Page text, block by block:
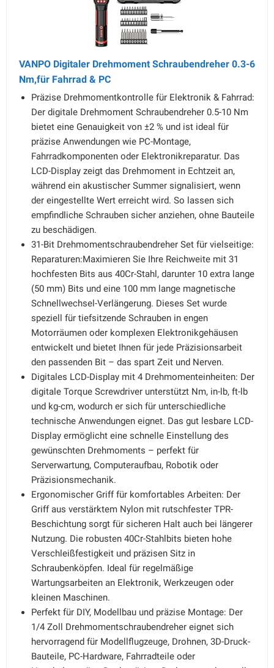
VANPO Digitaler Drehmoment Schraubendreher 0.3-6
Nm,für Fahrrad & PC
Präzise Drehmomentkontrolle für Elektronik & Fahrrad:
Der digitale Drehmoment Schraubendreher 0.5-10 Nm
bietet eine Genauigkeit von ±2 % und ist ideal für
präzise Anwendungen wie PC-Montage,
Fahrradkomponenten oder Elektronikreparatur. Das
LCD-Display zeigt das Drehmoment in Echtzeit an,
während ein akustischer Summer signalisiert, wenn
der eingestellte Wert erreicht wird. So lassen sich
empfindliche Schrauben sicher anziehen, ohne Bauteile
zu beschädigen.
31-Bit Drehmomentschraubendreher Set für vielseitige:
Reparaturen:Maximieren Sie Ihre Reichweite mit 31
hochfesten Bits aus 40Cr-Stahl, darunter 10 extra lange
(50 mm) Bits und eine 100 mm lange magnetische
Schnellwechsel-Verlängerung. Dieses Set wurde
speziell für tiefsitzende Schrauben in engen
Motorräumen oder komplexen Elektronikgehäusen
entwickelt und bietet Ihnen für jede Präzisionsarbeit
den passenden Bit – das spart Zeit und Nerven.
Digitales LCD-Display mit 4 Drehmomenteinheiten: Der
digitale Torque Screwdriver unterstützt Nm, in-lb, ft-lb
und kg-cm, wodurch er sich für unterschiedliche
technische Anwendungen eignet. Das gut lesbare LCD-
Display ermöglicht eine schnelle Einstellung des
gewünschten Drehmoments – perfekt für
Serverwartung, Computeraufbau, Robotik oder
Präzisionsmechanik.
Ergonomischer Griff für komfortables Arbeiten: Der
Griff aus verstärktem Nylon mit rutschfester TPR-
Beschichtung sorgt für sicheren Halt auch bei längerer
Nutzung. Die robusten 40Cr-Stahlbits bieten hohe
Verschleißfestigkeit und präzisen Sitz in
Schraubenköpfen. Ideal für regelmäßige
Wartungsarbeiten an Elektronik, Werkzeugen oder
kleinen Maschinen.
Perfekt für DIY, Modellbau und präzise Montage: Der
1/4 Zoll Drehmomentschraubendreher eignet sich
hervorragend für Modellflugzeuge, Drohnen, 3D-Druck-
Bauteile, PC-Hardware, Fahrradteile oder